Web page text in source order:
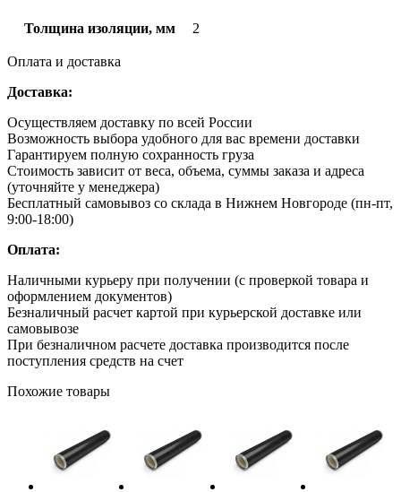
Толщина изоляции, мм 2
Оплата и доставка
Доставка:
Осуществляем доставку по всей России
Возможность выбора удобного для вас времени доставки
Гарантируем полную сохранность груза
Стоимость зависит от веса, объема, суммы заказа и адреса
(уточняйте у менеджера)
Бесплатный самовывоз со склада в Нижнем Новгороде (пн-пт,
9:00-18:00)
Оплата:
Наличными курьеру при получении (с проверкой товара и
оформлением документов)
Безналичный расчет картой при курьерской доставке или
самовывозе
При безналичном расчете доставка производится после
поступления средств на счет
Похожие товары